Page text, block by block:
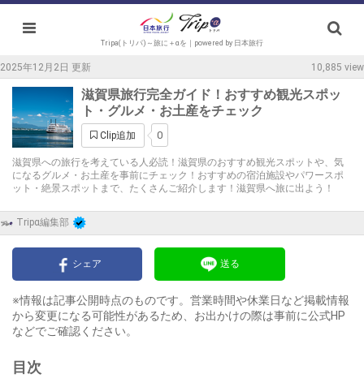
Tripa(トリパ)～旅に＋αを｜powered by 日本旅行
2025年12月2日 更新 10,885 view
滋賀県旅行完全ガイド！おすすめ観光スポッ
ト・グルメ・お土産をチェック
Clip追加 0
滋賀県への旅行を考えている人必読！滋賀県のおすすめ観光スポットや、気
になるグルメ・お土産を事前にチェック！おすすめの宿泊施設やパワースポ
ット・絶景スポットまで、たくさんご紹介します！滋賀県へ旅に出よう！
Tripα編集部
シェア 送る
※情報は記事公開時点のものです。営業時間や休業日など掲載情報
から変更になる可能性があるため、お出かけの際は事前に公式HP
などでご確認ください。
目次